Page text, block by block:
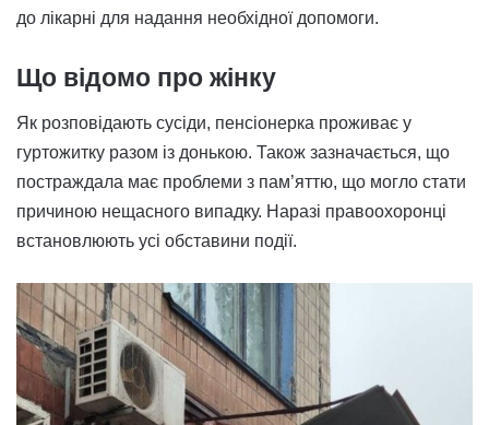
до лікарні для надання необхідної допомоги.
Що відомо про жінку
Як розповідають сусіди, пенсіонерка проживає у
гуртожитку разом із донькою. Також зазначається, що
постраждала має проблеми з пам’яттю, що могло стати
причиною нещасного випадку. Наразі правоохоронці
встановлюють усі обставини події.